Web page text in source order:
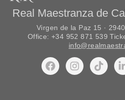
Real Maestranza de
Virgen de la Paz 15 ·
Office: +34 952 871 539